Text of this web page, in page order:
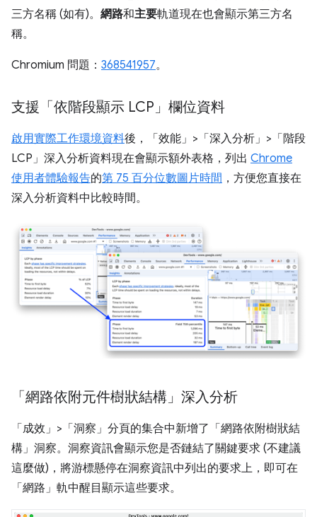
三方名稱 (如有)。 網路和主要軌道現在也會顯示第三方名
稱。
Chromium 問題： 368541957。
支援「依階段顯示 LCP」欄位資料
啟用實際工作環境資料後，「效能」>「深入分析」>「階段
LCP」 深入分析資料現在會顯示額外表格，列出 Chrome
使用者體驗報告的第 75 百分位數圖片時間 ，方便您直接在
深入分析資料中比較時間。
「網路依附元件樹狀結構」深入分析
「成效」>「洞察」 分頁的集合中新增了「網路依附樹狀結
構」 洞察。洞察資訊會顯示您是否鏈結了關鍵要求 (不建議
這麼做)，將游標懸停在洞察資訊中列出的要求上，即可在
「網路」 軌中醒目顯示這些要求。